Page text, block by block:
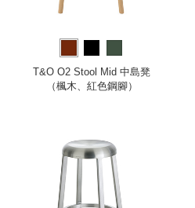
T&O O2 Stool Mid 中島凳
（楓木、紅色鋼腳）